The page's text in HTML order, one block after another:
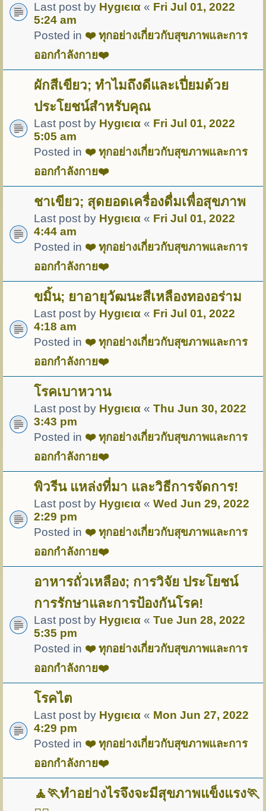
Last post by Hуgιєια « Fri Jul 01, 2022
5:24 am
Posted in ❤️ ทุกอย่างเกี่ยวกับสุขภาพและการ
ออกกำลังกาย❤️
ผักสีเขียว; ทำไมถึงดีและเปี่ยมด้วย
ประโยชน์สำหรับคุณ
Last post by Hуgιєια « Fri Jul 01, 2022
5:05 am
Posted in ❤️ ทุกอย่างเกี่ยวกับสุขภาพและการ
ออกกำลังกาย❤️
ชาเขียว; สุดยอดเครื่องดื่มเพื่อสุขภาพ
Last post by Hуgιєια « Fri Jul 01, 2022
4:44 am
Posted in ❤️ ทุกอย่างเกี่ยวกับสุขภาพและการ
ออกกำลังกาย❤️
ขมิ้น; ยาอายุวัฒนะสีเหลืองทองอร่าม
Last post by Hуgιєια « Fri Jul 01, 2022
4:18 am
Posted in ❤️ ทุกอย่างเกี่ยวกับสุขภาพและการ
ออกกำลังกาย❤️
โรคเบาหวาน
Last post by Hуgιєια « Thu Jun 30, 2022
3:43 pm
Posted in ❤️ ทุกอย่างเกี่ยวกับสุขภาพและการ
ออกกำลังกาย❤️
พิวรีน แหล่งที่มา และวิธีการจัดการ!
Last post by Hуgιєια « Wed Jun 29, 2022
2:29 pm
Posted in ❤️ ทุกอย่างเกี่ยวกับสุขภาพและการ
ออกกำลังกาย❤️
อาหารถั่วเหลือง; การวิจัย ประโยชน์
การรักษาและการป้องกันโรค!
Last post by Hуgιєια « Tue Jun 28, 2022
5:35 pm
Posted in ❤️ ทุกอย่างเกี่ยวกับสุขภาพและการ
ออกกำลังกาย❤️
โรคไต
Last post by Hуgιєια « Mon Jun 27, 2022
4:29 pm
Posted in ❤️ ทุกอย่างเกี่ยวกับสุขภาพและการ
ออกกำลังกาย❤️
🧘🏃ทำอย่างไรจึงจะมีสุขภาพแข็งแรง🏃